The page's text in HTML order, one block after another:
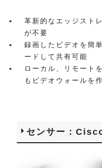
革新的なエッジスト
が不要
録画したビデオを簡
ードして共有可能
ローカル、リモート
もビデオウォールを
センサー：